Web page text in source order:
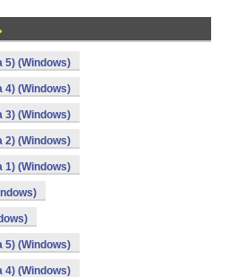
5) (Windows)
4) (Windows)
3) (Windows)
2) (Windows)
1) (Windows)
5) (Windows)
4) (Windows)